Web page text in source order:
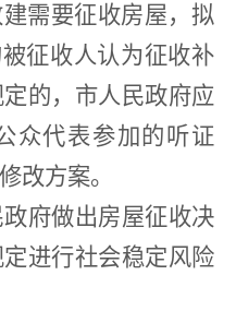
建需要征收房屋，拟
征收人认为征收补
的，市人民政府应
众代表参加的听证
改方案。
府做出房屋征收决
进行社会稳定风险